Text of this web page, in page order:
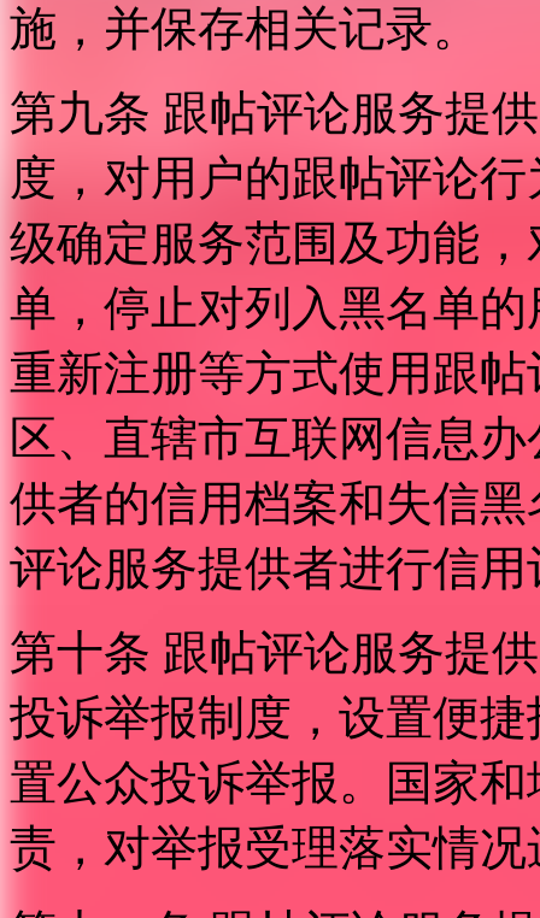
施，并保存相关记录。
第九条 跟帖评论服务提
度，对用户的跟帖评论
级确定服务范围及功能
单，停止对列入黑名单
重新注册等方式使用跟
区、直辖市互联网信息
供者的信用档案和失信
评论服务提供者进行信用
第十条 跟帖评论服务提
投诉举报制度，设置便
置公众投诉举报。国家
责，对举报受理落实情